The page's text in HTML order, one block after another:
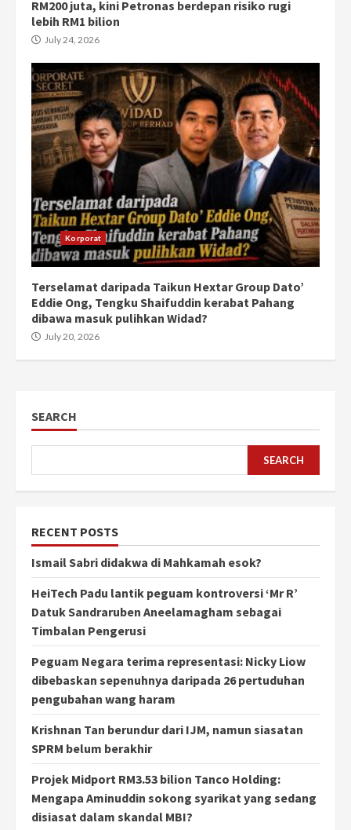
RM200 juta, kini Petronas berdepan risiko rugi
lebih RM1 bilion
July 24, 2026
Korporat
Terselamat daripada Taikun Hextar Group Dato’
Eddie Ong, Tengku Shaifuddin kerabat Pahang
dibawa masuk pulihkan Widad?
July 20, 2026
SEARCH
SEARCH
RECENT POSTS
Ismail Sabri didakwa di Mahkamah esok?
HeiTech Padu lantik peguam kontroversi ‘Mr R’
Datuk Sandraruben Aneelamagham sebagai
Timbalan Pengerusi
Peguam Negara terima representasi: Nicky Liow
dibebaskan sepenuhnya daripada 26 pertuduhan
pengubahan wang haram
Krishnan Tan berundur dari IJM, namun siasatan
SPRM belum berakhir
Projek Midport RM3.53 bilion Tanco Holding:
Mengapa Aminuddin sokong syarikat yang sedang
disiasat dalam skandal MBI?